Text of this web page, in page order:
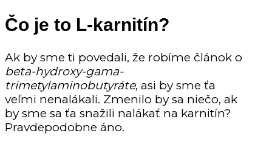
Čo je to L-karnitín?
Ak by sme ti povedali, že robíme článok o
beta-hydroxy-gama-
trimetylaminobutyráte, asi by sme ťa
veľmi nenalákali. Zmenilo by sa niečo, ak
by sme sa ťa snažili nalákať na karnitín?
Pravdepodobne áno.